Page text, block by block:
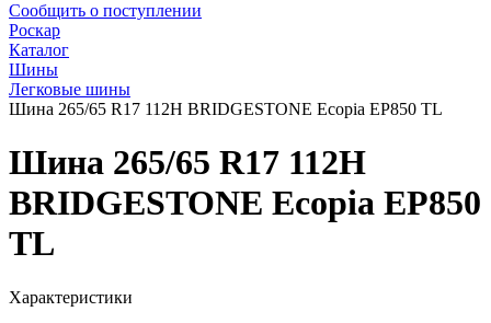
Сообщить о поступлении
Роскар
Каталог
Шины
Легковые шины
Шина 265/65 R17 112H BRIDGESTONE Ecopia EP850 TL
Шина 265/65 R17 112H
BRIDGESTONE Ecopia EP850
TL
Характеристики